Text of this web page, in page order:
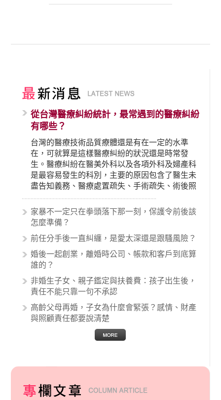
從台灣醫療糾紛統計，最常遇到的醫療糾紛
有哪些？
台灣的醫療技術品質療體還是有在一定的水準
在，可就算是這樣醫療糾紛的狀況還是時常發
生。醫療糾紛在醫美外科以及各項外科及婦產科
是最容易發生的科別，主要的原因包含了醫生未
盡告知義務、醫療處置疏失、手術疏失、術後照
顧失當、醫療費用的收取。雖然醫學進步，但醫
生與病患之間引起的糾紛還是經常發生。很多案
例中最後都走向訴訟流程，我們如果不幸遇到相
的內容其實非常多，有些案例…
家暴不一定只在拳頭落下那一刻，保護令前後該
怎麼準備？
前任分手後一直糾纏，是愛太深還是跟騷風險？
婚後一起創業，離婚時公司、帳款和客戶到底算
誰的？
非婚生子女、親子鑑定與扶養費：孩子出生後，
責任不能只靠一句不承認
高齡父母再婚，子女為什麼會緊張？感情、財產
與照顧責任都要說清楚